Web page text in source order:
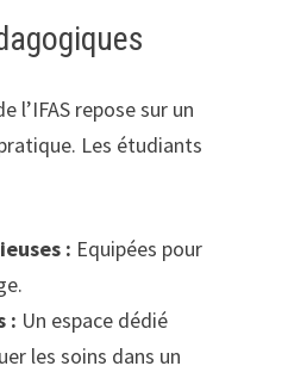
l’IFAS repose sur un
Les étudiants
: Equipées pour
: Un espace dédié
les soins dans un